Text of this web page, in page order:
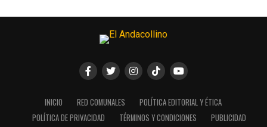
INICIO RED COMUNALES
POLÍTICA EDITORIAL Y ÉTICA
POLÍTICA DE PRIVACIDAD
TÉRMINOS Y CONDICIONES
PUBLICIDAD